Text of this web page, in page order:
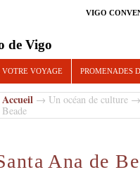
VIGO
de Vigo
VOTRE VOYAGE PROMENADES
Accueil → Un océan de culture
Beade
Ana de